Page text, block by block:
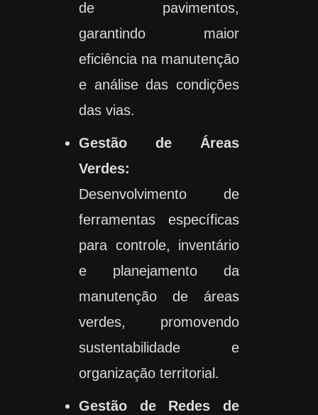
de pavimentos,
garantindo maior
eficiência na manutenção
e análise das condições
das vias.
Gestão de Áreas
Verdes:
Desenvolvimento de
ferramentas específicas
para controle, inventário
e planejamento da
manutenção de áreas
verdes, promovendo
sustentabilidade e
organização territorial.
Gestão de Redes de